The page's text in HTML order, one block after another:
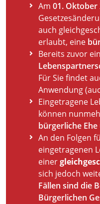
Am 01. Oktober
auch
erlaubt, eine
Bereits zuvor
Für Sie findet
Anwendung
Eingetragene
können
bürgerliche
An den Folgen
eingetragenen
einer
sich jedoch
Fällen sind die
Bürgerlichen